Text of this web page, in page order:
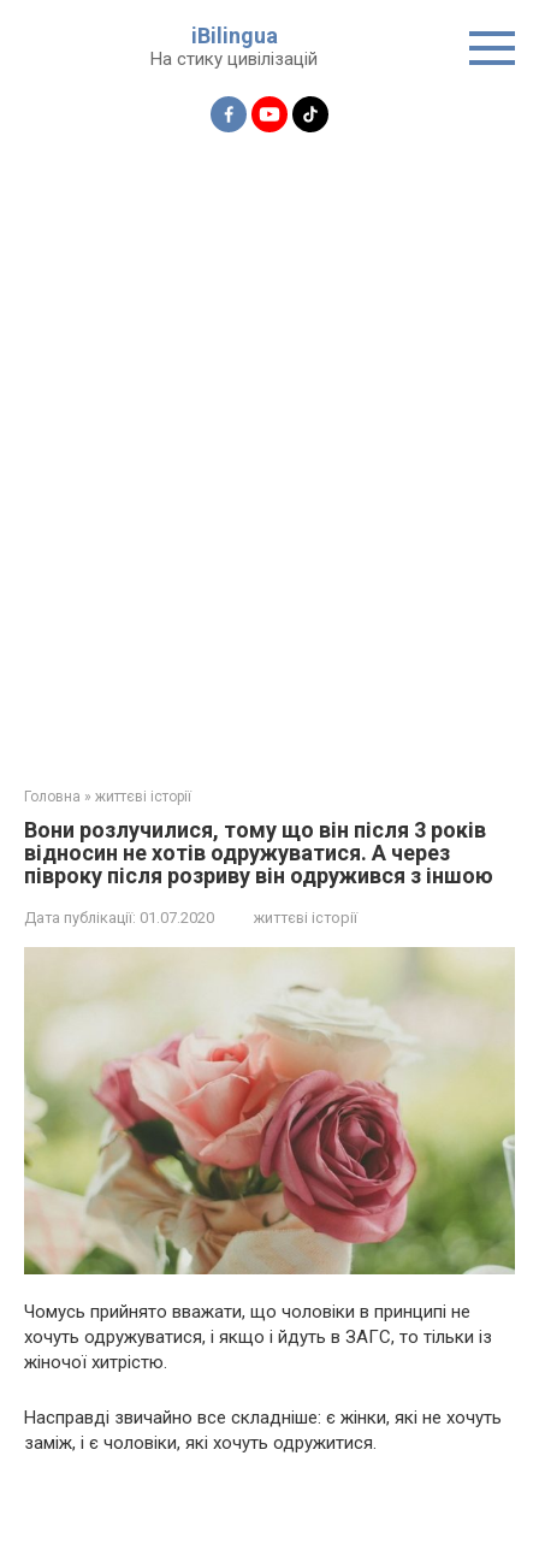
iBilingua
На стику цивілізацій
Головна » життєві історії
Вони розлучилися, тому що він після 3 років
відносин не хотів одружуватися. А через
півроку після розриву він одружився з іншою
Дата публікації: 01.07.2020 життєві історії
Чомусь прийнято вважати, що чоловіки в принципі не
хочуть одружуватися, і якщо і йдуть в ЗАГС, то тільки із
жіночої хитрістю.
Насправді звичайно все складніше: є жінки, які не хочуть
заміж, і є чоловіки, які хочуть одружитися.